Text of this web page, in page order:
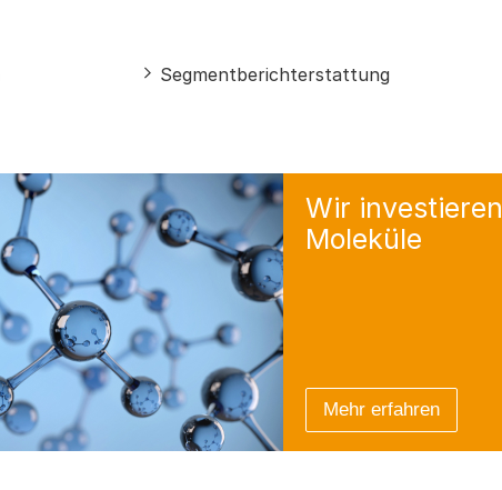
Segmentberichterstattung
Wir investieren
Moleküle
Mehr erfahren